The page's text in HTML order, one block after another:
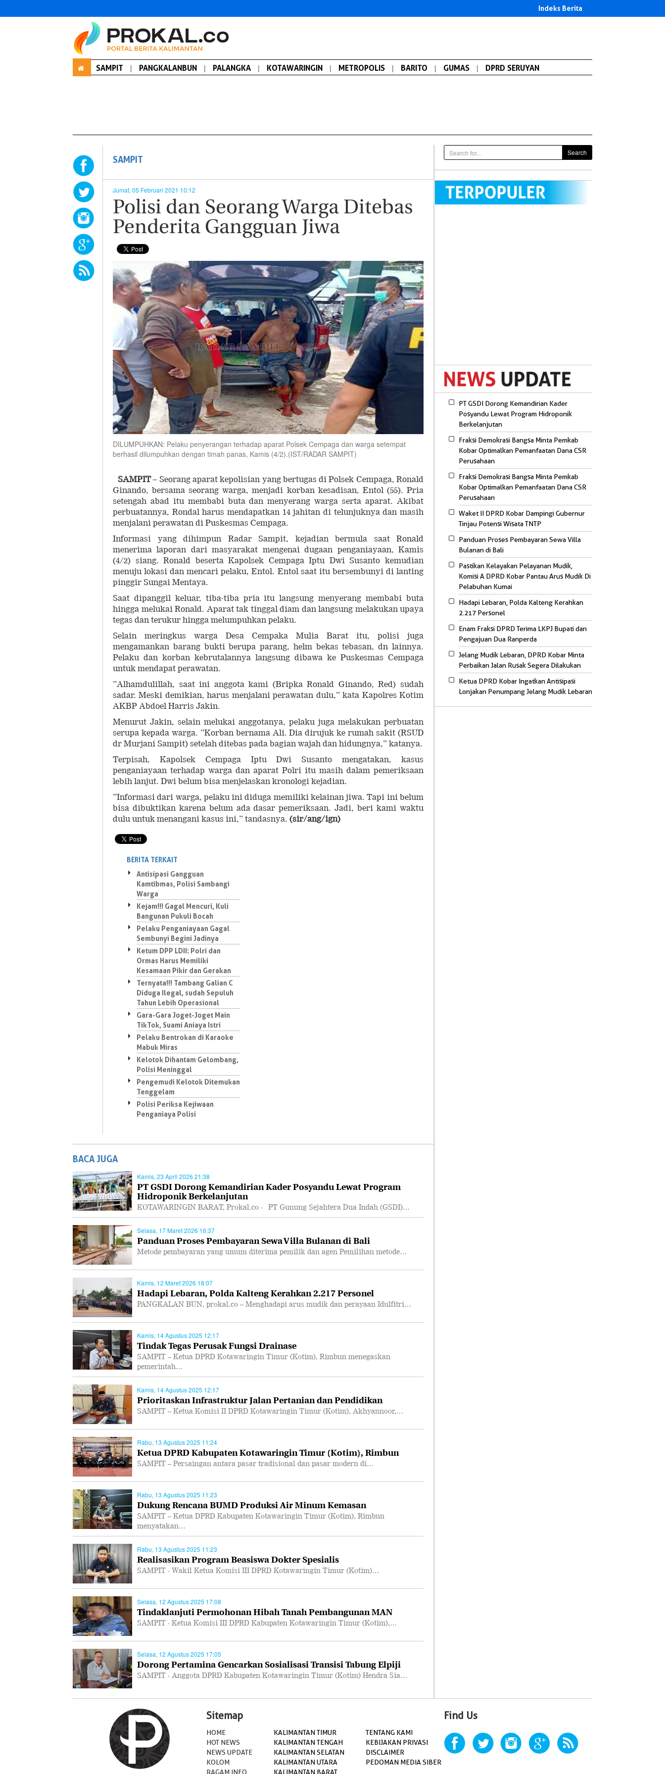
Indeks Berita
SAMPIT | PANGKALANBUN | PALANGKA | KOTAWARINGIN | METROPOLIS | BARITO | GUMAS | DPRD SERUYAN
SAMPIT
Jumat, 05 Februari 2021 10:12
Polisi dan Seorang Warga Ditebas
Penderita Gangguan Jiwa
DILUMPUHKAN: Pelaku penyerangan terhadap aparat Polsek Cempaga dan warga setempat
berhasil dilumpuhkan dengan timah panas, Kamis (4/2).(IST/RADAR SAMPIT)
SAMPIT– Seorang aparat kepolisian yang bertugas di Polsek Cempaga, Ronald
Ginando, bersama seorang warga, menjadi korban kesadisan, Entol (55). Pria
setengah abad itu membabi buta dan menyerang warga serta aparat. Akibat
perbuatannya, Rondal harus mendapatkan 14 jahitan di telunjuknya dan masih
menjalani perawatan di Puskesmas Cempaga.
Informasi yang dihimpun Radar Sampit, kejadian bermula saat Ronald
menerima laporan dari masyarakat mengenai dugaan penganiayaan, Kamis
(4/2) siang. Ronald beserta Kapolsek Cempaga Iptu Dwi Susanto kemudian
menuju lokasi dan mencari pelaku, Entol. Entol saat itu bersembunyi di lanting
pinggir Sungai Mentaya.
Saat dipanggil keluar, tiba-tiba pria itu langsung menyerang membabi buta
hingga melukai Ronald. Aparat tak tinggal diam dan langsung melakukan upaya
tegas dan terukur hingga melumpuhkan pelaku.
Selain meringkus warga Desa Cempaka Mulia Barat itu, polisi juga
mengamankan barang bukti berupa parang, helm bekas tebasan, dn lainnya.
Pelaku dan korban kebrutalannya langsung dibawa ke Puskesmas Cempaga
untuk mendapat perawatan.
”Alhamdulillah, saat ini anggota kami (Bripka Ronald Ginando, Red) sudah
sadar. Meski demikian, harus menjalani perawatan dulu,” kata Kapolres Kotim
AKBP Abdoel Harris Jakin.
Menurut Jakin, selain melukai anggotanya, pelaku juga melakukan perbuatan
serupa kepada warga. ”Korban bernama Ali. Dia dirujuk ke rumah sakit (RSUD
dr Murjani Sampit) setelah ditebas pada bagian wajah dan hidungnya,” katanya.
Terpisah, Kapolsek Cempaga Iptu Dwi Susanto mengatakan, kasus
penganiayaan terhadap warga dan aparat Polri itu masih dalam pemeriksaan
lebih lanjut. Dwi belum bisa menjelaskan kronologi kejadian.
”Informasi dari warga, pelaku ini diduga memiliki kelainan jiwa. Tapi ini belum
bisa dibuktikan karena belum ada dasar pemeriksaan. Jadi, beri kami waktu
dulu untuk menangani kasus ini,” tandasnya. (sir/ang/ign)
BERITA TERKAIT
Antisipasi Gangguan
Kamtibmas, Polisi Sambangi
Warga
Kejam!!! Gagal Mencuri, Kuli
Bangunan Pukuli Bocah
Pelaku Penganiayaan Gagal
Sembunyi Begini Jadinya
Ketum DPP LDII: Polri dan
Ormas Harus Memiliki
Kesamaan Pikir dan Gerakan
Ternyata!!! Tambang Galian C
Diduga Ilegal, sudah Sepuluh
Tahun Lebih Operasional
Gara-Gara Joget-Joget Main
TikTok, Suami Aniaya Istri
Pelaku Bentrokan di Karaoke
Mabuk Miras
Kelotok Dihantam Gelombang,
Polisi Meninggal
Pengemudi Kelotok Ditemukan
Tenggelam
Polisi Periksa Kejiwaan
Penganiaya Polisi
BACA JUGA
Kamis, 23 April 2026 21:38
PT GSDI Dorong Kemandirian Kader Posyandu Lewat Program
Hidroponik Berkelanjutan
KOTAWARINGIN BARAT, Prokal.co - PT Gunung Sejahtera Dua Indah (GSDI)…
Selasa, 17 Maret 2026 16:37
Panduan Proses Pembayaran Sewa Villa Bulanan di Bali
Metode pembayaran yang umum diterima pemilik dan agen Pemilihan metode…
Kamis, 12 Maret 2026 18:07
Hadapi Lebaran, Polda Kalteng Kerahkan 2.217 Personel
PANGKALAN BUN, prokal.co – Menghadapi arus mudik dan perayaan Idulfitri…
Kamis, 14 Agustus 2025 12:17
Tindak Tegas Perusak Fungsi Drainase
SAMPIT – Ketua DPRD Kotawaringin Timur (Kotim), Rimbun menegaskan
pemerintah…
Kamis, 14 Agustus 2025 12:17
Prioritaskan Infrastruktur Jalan Pertanian dan Pendidikan
SAMPIT – Ketua Komisi II DPRD Kotawaringin Timur (Kotim), Akhyannoor,…
Rabu, 13 Agustus 2025 11:24
Ketua DPRD Kabupaten Kotawaringin Timur (Kotim), Rimbun
SAMPIT – Persaingan antara pasar tradisional dan pasar modern di…
Rabu, 13 Agustus 2025 11:23
Dukung Rencana BUMD Produksi Air Minum Kemasan
SAMPIT – Ketua DPRD Kabupaten Kotawaringin Timur (Kotim), Rimbun
menyatakan…
Rabu, 13 Agustus 2025 11:23
Realisasikan Program Beasiswa Dokter Spesialis
SAMPIT - Wakil Ketua Komisi III DPRD Kotawaringin Timur (Kotim)…
Selasa, 12 Agustus 2025 17:08
Tindaklanjuti Permohonan Hibah Tanah Pembangunan MAN
SAMPIT - Ketua Komisi III DPRD Kabupaten Kotawaringin Timur (Kotim),…
Selasa, 12 Agustus 2025 17:05
Dorong Pertamina Gencarkan Sosialisasi Transisi Tabung Elpiji
SAMPIT - Anggota DPRD Kabupaten Kotawaringin Timur (Kotim) Hendra Sia…
Search
PT GSDI Dorong Kemandirian Kader
Posyandu Lewat Program Hidroponik
Berkelanjutan
Fraksi Demokrasi Bangsa Minta Pemkab
Kobar Optimalkan Pemanfaatan Dana CSR
Perusahaan
Fraksi Demokrasi Bangsa Minta Pemkab
Kobar Optimalkan Pemanfaatan Dana CSR
Perusahaan
Waket II DPRD Kobar Dampingi Gubernur
Tinjau Potensi Wisata TNTP
Panduan Proses Pembayaran Sewa Villa
Bulanan di Bali
Pastikan Kelayakan Pelayanan Mudik,
Komisi A DPRD Kobar Pantau Arus Mudik Di
Pelabuhan Kumai
Hadapi Lebaran, Polda Kalteng Kerahkan
2.217 Personel
Enam Fraksi DPRD Terima LKPJ Bupati dan
Pengajuan Dua Ranperda
Jelang Mudik Lebaran, DPRD Kobar Minta
Perbaikan Jalan Rusak Segera Dilakukan
Ketua DPRD Kobar Ingatkan Antisipasi
Lonjakan Penumpang Jelang Mudik Lebaran
Sitemap
HOME
HOT NEWS
NEWS UPDATE
KOLOM
RAGAM INFO
KALIMANTAN TIMUR
KALIMANTAN TENGAH
KALIMANTAN SELATAN
KALIMANTAN UTARA
KALIMANTAN BARAT
TENTANG KAMI
KEBIJAKAN PRIVASI
DISCLAIMER
PEDOMAN MEDIA SIBER
Find Us